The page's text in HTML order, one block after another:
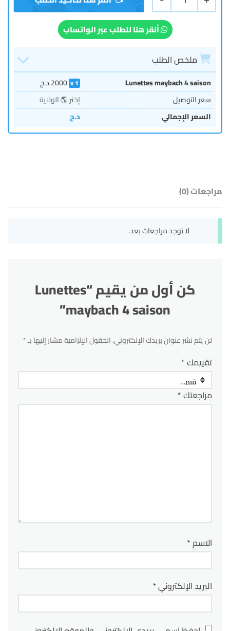
أنقر هنا للطلب عبر الواتساب
ملخص الطلب
Lunettes maybach 4 saison
1
2000د.ج
سعر التوصيل
إختر 🌎 الولاية
السعر الإجمالي
د.ج
مراجعات (0)
لا توجد مراجعات بعد.
كن أول من يقيم “Lunettes
maybach 4 saison”
لن يتم نشر عنوان بريدك الإلكتروني.الحقول الإلزامية مشار إليها بـ*
تقييمك*
مراجعتك*
الاسم*
البريد الإلكتروني*